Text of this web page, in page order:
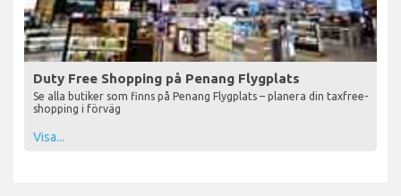
Duty Free Shopping på Penang Flygplats
Se alla butiker som finns på Penang Flygplats – planera din taxfree-
shopping i förväg
Visa...